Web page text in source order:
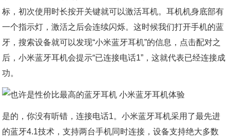
标，初次使用时长按开关键就可以激活耳机。耳机机身底部有
一个指示灯，激活之后会连续闪烁。这时候我们打开手机的蓝
牙，搜索设备就可以发现“小米蓝牙耳机”的信息，点击配对之
后，小米蓝牙耳机会提示“已连接电话1”，这就代表已经连接成
功。
是的，你没有听错，连接电话1。小米蓝牙耳机采用了最先进
的蓝牙4.1技术，支持两台手机同时连接，设备支持绝大多数